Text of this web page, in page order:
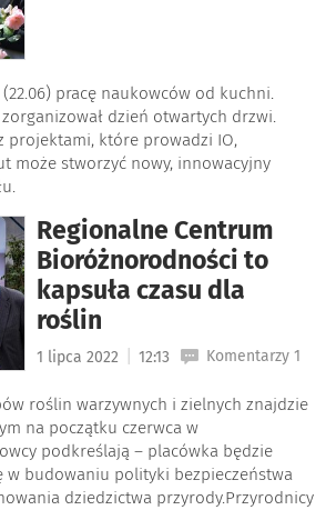
(22.06) pracę naukowców od kuchni.
dzień otwartych drzwi.
projektami, które prowadzi IO,
może stworzyć nowy, innowacyjny
Regionalne Centrum
Bioróżnorodności to
kapsuła czasu dla
roślin
1 lipca 2022 12:13 Komentarzy 1
roślin warzywnych i zielnych znajdzie
na początku czerwca w
podkreślają – placówka będzie
w budowaniu polityki bezpieczeństwa
dziedzictwa przyrody.Przyrodnicy